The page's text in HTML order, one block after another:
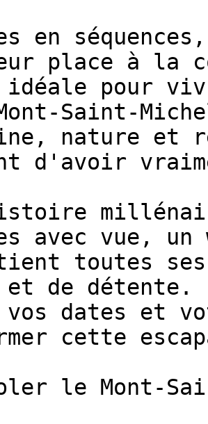
en
place à la
idéale pour
Saint-
nature et
d'avoir
avec vue, un
toutes ses
et de
dates et
cette
le Mont-